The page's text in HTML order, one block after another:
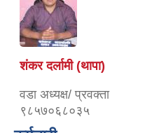
शंकर दर्लामी (थापा)
वडा अध्यक्ष/ प्रवक्ता
९८५७०६८०३५